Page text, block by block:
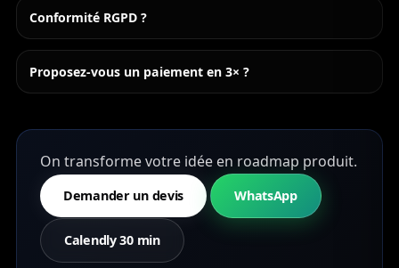
Conformité RGPD ?
Proposez-vous un paiement en 3× ?
On transforme votre idée en roadmap produit.
Demander un devis WhatsApp
Calendly 30 min